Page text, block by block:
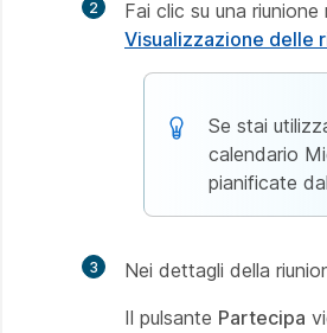
2
Fai clic su una
Visualizzazione delle
Se stai
calendario
pianificate
3 Nei dettagli della
Il pulsante Partecipa